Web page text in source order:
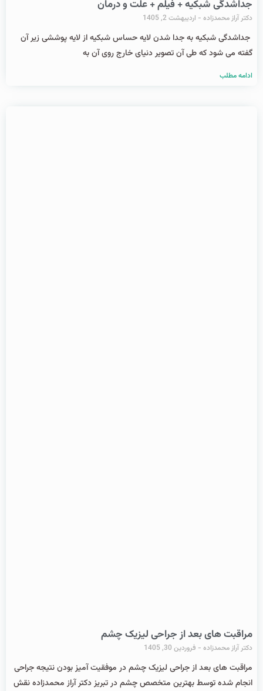
جداشدگی شبکیه + فیلم + علت و درمان
دکتر آراز محمدزاده اردیبهشت 2, 1405
جداشدگی شبکیه به جدا شدن لایه حساس شبکیه از لایه پوششی زیر آن
گفته می شود که طی آن تصویر دنیای خارج روی آن به
ادامه مطلب
مراقبت های بعد از جراحی لیزیک چشم
دکتر آراز محمدزاده فروردین 30, 1405
مراقبت های بعد از جراحی لیزیک چشم در موفقیت آمیز بودن نتیجه جراحی
انجام شده توسط بهترین متخصص چشم در تبریز دکتر آراز محمدزاده نقش